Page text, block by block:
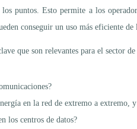
puntos. Esto permite a los
conseguir un uso más eficiente de
que son relevantes para el sector
en la red de extremo a
los centros de datos?